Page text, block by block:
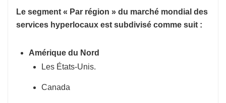
Le segment « Par région » du marché mondial des
services hyperlocaux est subdivisé comme suit :
Amérique du Nord
Les États-Unis.
Canada